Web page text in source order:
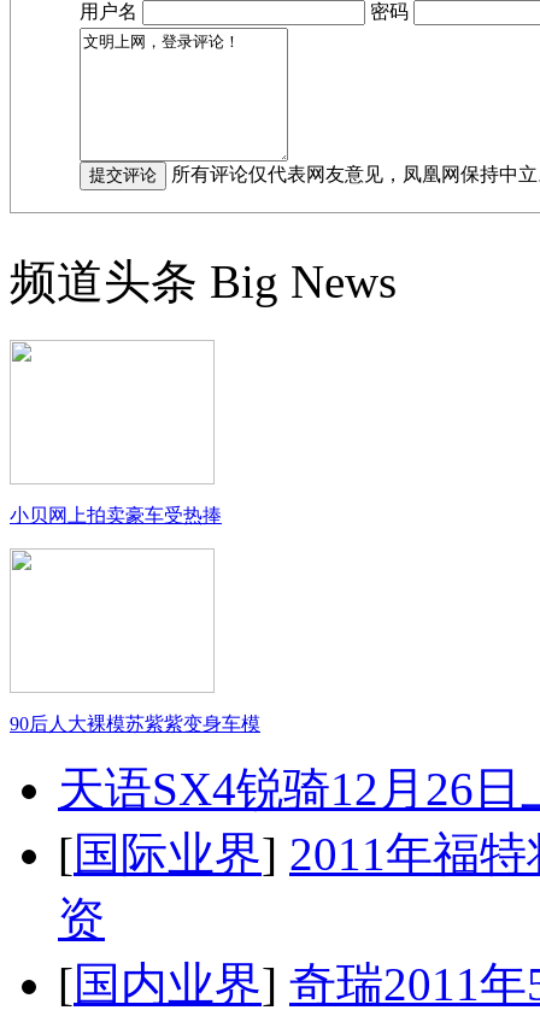
用户名
密码
所有评论仅代表网友意见，凤凰网保持中
频道头条 Big News
小贝网上拍卖豪车受热捧
90后人大裸模苏紫紫变身车模
天语SX4锐骑12月26
[国际业界] 2011年福
资
[国内业界] 奇瑞2011